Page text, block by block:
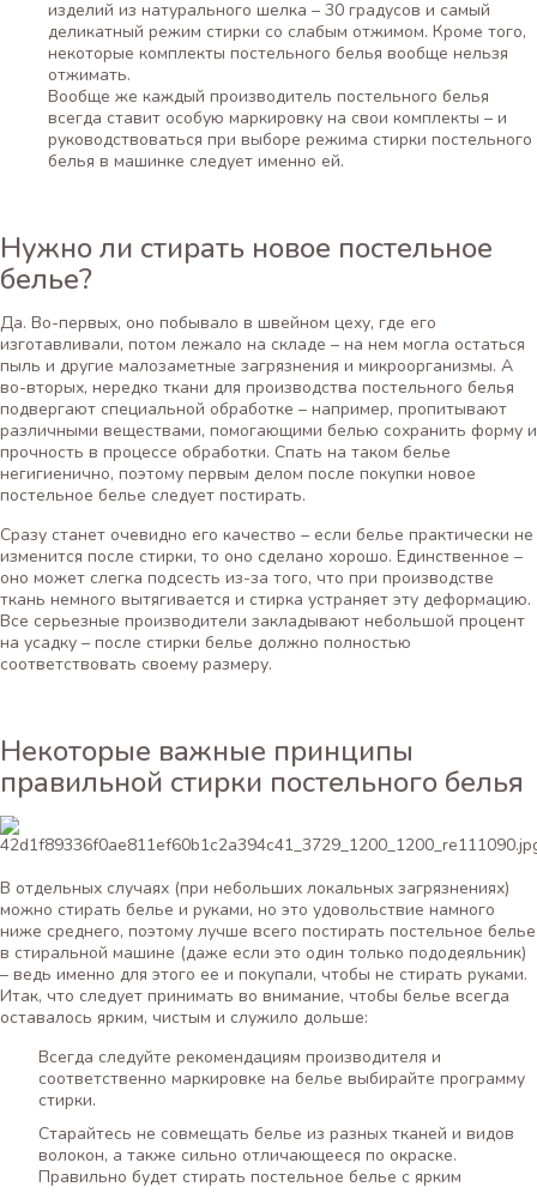
изделий из натурального шелка – 30 градусов и самый
деликатный режим стирки со слабым отжимом. Кроме того,
некоторые комплекты постельного белья вообще нельзя
отжимать.
Вообще же каждый производитель постельного белья
всегда ставит особую маркировку на свои комплекты – и
руководствоваться при выборе режима стирки постельного
белья в машинке следует именно ей.
Нужно ли стирать новое постельное
белье?
Да. Во-первых, оно побывало в швейном цеху, где его
изготавливали, потом лежало на складе – на нем могла остаться
пыль и другие малозаметные загрязнения и микроорганизмы. А
во-вторых, нередко ткани для производства постельного белья
подвергают специальной обработке – например, пропитывают
различными веществами, помогающими белью сохранить форму и
прочность в процессе обработки. Спать на таком белье
негигиенично, поэтому первым делом после покупки новое
постельное белье следует постирать.
Сразу станет очевидно его качество – если белье практически не
изменится после стирки, то оно сделано хорошо. Единственное –
оно может слегка подсесть из-за того, что при производстве
ткань немного вытягивается и стирка устраняет эту деформацию.
Все серьезные производители закладывают небольшой процент
на усадку – после стирки белье должно полностью
соответствовать своему размеру.
Некоторые важные принципы
правильной стирки постельного белья
В отдельных случаях (при небольших локальных загрязнениях)
можно стирать белье и руками, но это удовольствие намного
ниже среднего, поэтому лучше всего постирать постельное белье
в стиральной машине (даже если это один только пододеяльник)
– ведь именно для этого ее и покупали, чтобы не стирать руками.
Итак, что следует принимать во внимание, чтобы белье всегда
оставалось ярким, чистым и служило дольше:
Всегда следуйте рекомендациям производителя и
соответственно маркировке на белье выбирайте программу
стирки.
Старайтесь не совмещать белье из разных тканей и видов
волокон, а также сильно отличающееся по окраске.
Правильно будет стирать постельное белье с ярким